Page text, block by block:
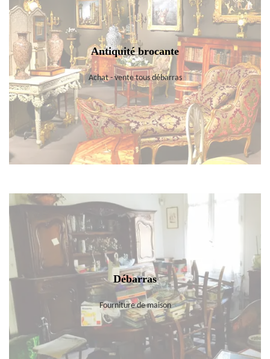
Antiquité brocante
Achat - vente tous débarras
Débarras
Fourniture de maison